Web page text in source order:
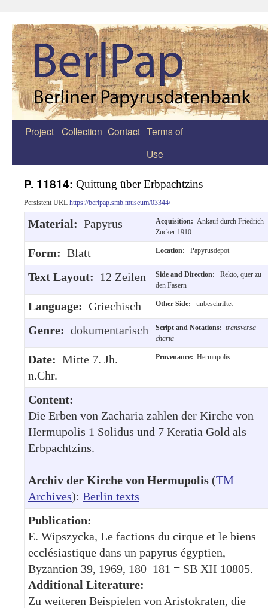
Zum
Project Collection Contact Terms of
Use
P. 11814: Quittung über Erbpachtzins
Persistent URL https://berlpap.smb.museum/03344/
Material: Papyrus Acquisition: Ankauf durch Friedrich
Zucker 1910.
Form: Blatt Location: Papyrusdepot
Text Layout: 12 Zeilen Side and Direction:
Rekto, quer zu
den Fasern
Language: Griechisch Other Side: unbeschriftet
Genre: dokumentarisch Script and Notations: transversa
charta
Date: Mitte 7. Jh.
n.Chr.
Provenance: Hermupolis
Content:
Die Erben von Zacharia zahlen der Kirche von
Hermupolis 1 Solidus und 7 Keratia Gold als
Erbpachtzins.
Archiv der Kirche von Hermupolis (TM
Archives): Berlin texts
Publication:
E. Wipszycka, Le factions du cirque et le biens
ecclésiastique dans un papyrus égyptien,
Byzantion 39, 1969, 180–181 = SB XII 10805.
Additional Literature:
Zu weiteren Beispielen von Aristokraten, die